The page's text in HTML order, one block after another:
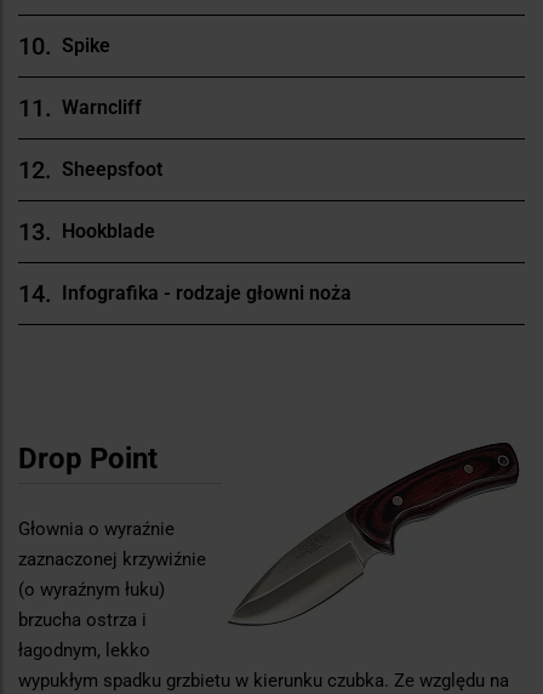
Spike
Warncliff
Sheepsfoot
Hookblade
Infografika - rodzaje głowni noża
Drop Point
Głownia o wyraźnie
zaznaczonej krzywiźnie
(o wyraźnym łuku)
brzucha ostrza i
łagodnym, lekko
wypukłym spadku grzbietu w kierunku czubka. Ze względu na